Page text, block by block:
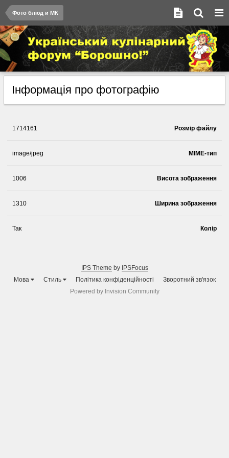
Фото блюд и МК
Інформація про фотографію
Розмір файлу
1714161
MIME-тип
image/jpeg
Висота зображення
1006
Ширина зображення
1310
Колір
Так
IPS Theme by IPSFocus
Мова
Стиль Політика конфіденційності
Зворотний зв'язок
Powered by Invision Community